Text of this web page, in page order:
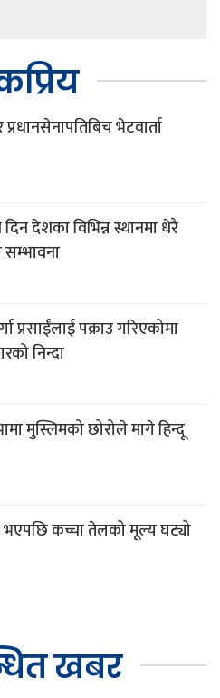
प्रधानसेनापतिबिच भेटवार्ता
देशका विभिन्न स्थानमा धेरै
सम्भावना
प्रसाईंलाई पक्राउ गरिएकोमा
निन्दा
मुस्लिमको छोरोले मागे हिन्दू
भएपछि कच्चा तेलको मूल्य घट्यो
खबर